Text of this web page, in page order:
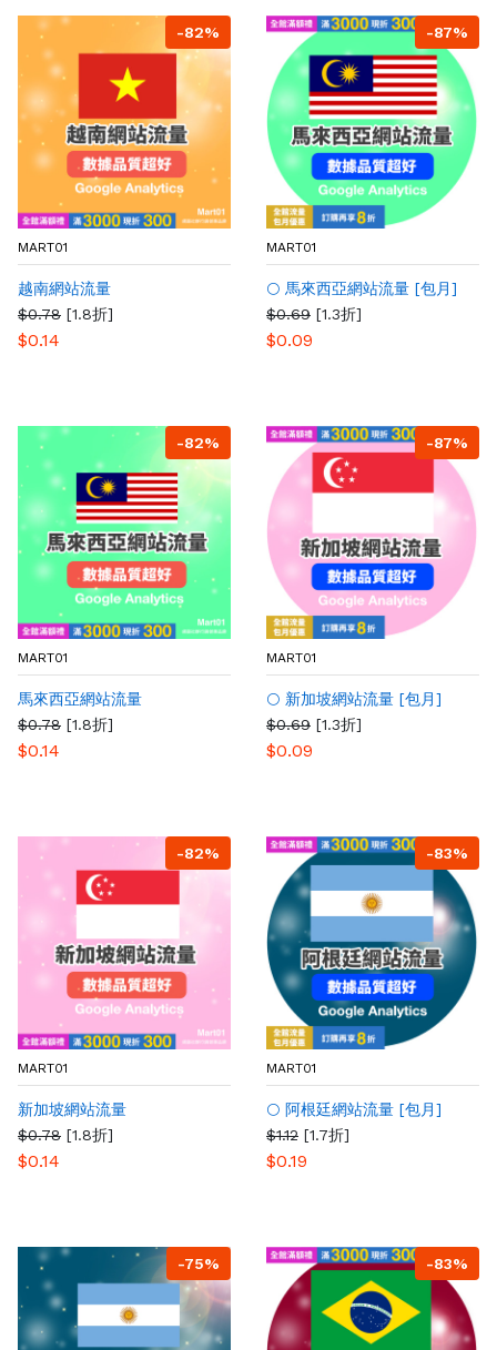
-82%
MART01
越南網站流量
$0.78 [1.8折]
$0.14
-87%
MART01
🌕 馬來西亞網站流量 [包月]
$0.69 [1.3折]
$0.09
-82%
MART01
馬來西亞網站流量
$0.78 [1.8折]
$0.14
-87%
MART01
🌕 新加坡網站流量 [包月]
$0.69 [1.3折]
$0.09
-82%
MART01
新加坡網站流量
$0.78 [1.8折]
$0.14
-83%
MART01
🌕 阿根廷網站流量 [包月]
$1.12 [1.7折]
$0.19
-75% -83%